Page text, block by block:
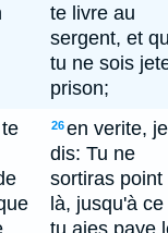
te livre au
sergent, et
tu ne sois
prison;
26en verite,
dis: Tu ne
sortiras point
là, jusqu'à
tu aies paye